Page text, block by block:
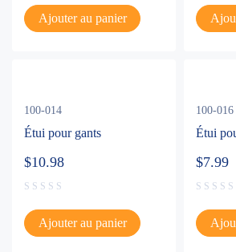
Ajouter au panier
100-014
Étui pour gants
$10.98
Ajouter au panier
100-016
Étui
$7.99